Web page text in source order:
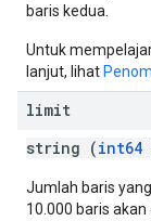
baris kedua.
Untuk
lanjut, lihat
limit
string (int64
Jumlah baris
10.000 baris